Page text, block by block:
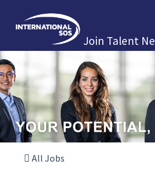
Join Talent
All Jobs